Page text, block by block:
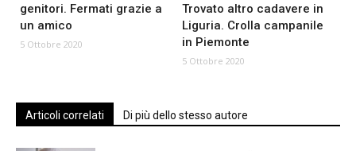
genitori. Fermati grazie a
un amico
5 Ottobre 2020
Trovato altro cadavere in
Liguria. Crolla campanile
in Piemonte
5 Ottobre 2020
Articoli correlati Di più dello stesso autore